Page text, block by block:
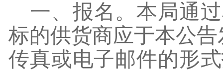
一、报名。本局通
标的供货商应于本公
传真或电子邮件的形